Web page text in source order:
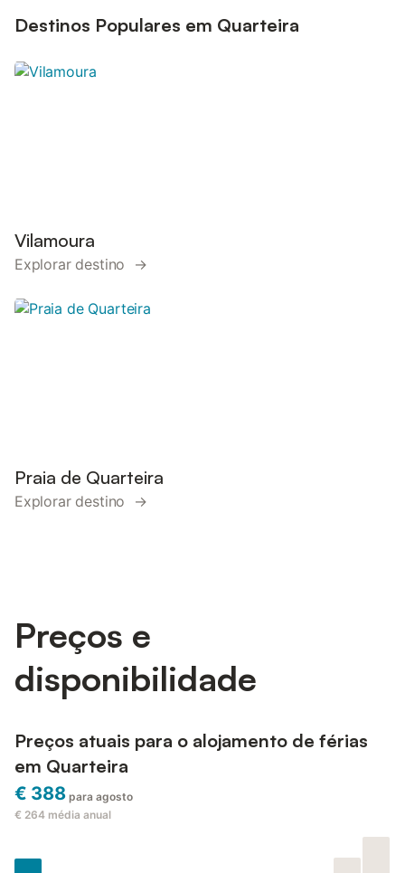
Destinos Populares em Quarteira
Vilamoura
Explorar destino →
Praia de Quarteira
Explorar destino →
Preços e
disponibilidade
Preços atuais para o alojamento de férias
em Quarteira
€ 388 para agosto
€ 264 média anual